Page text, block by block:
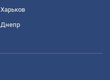
Харьков
Днепр